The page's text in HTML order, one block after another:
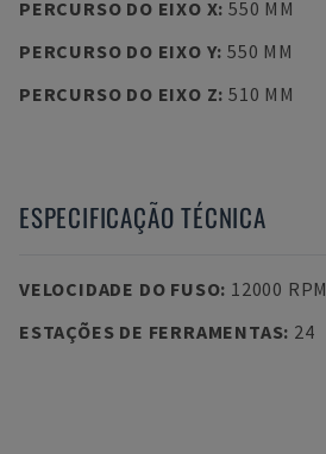
PERCURSO DO EIXO X: 550 MM
PERCURSO DO EIXO Y: 550 MM
PERCURSO DO EIXO Z: 510 MM
ESPECIFICAÇÃO TÉCNICA
VELOCIDADE DO FUSO: 12000 RPM
ESTAÇÕES DE FERRAMENTAS: 24